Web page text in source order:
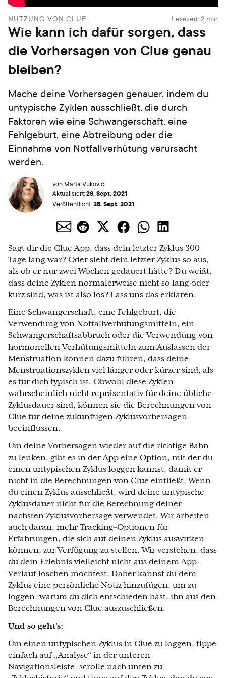
NUTZUNG VON CLUE Lesezeit: 2 min
Wie kann ich dafür sorgen, dass
die Vorhersagen von Clue genau
bleiben?
Mache deine Vorhersagen genauer, indem du
untypische Zyklen ausschließt, die durch
Faktoren wie eine Schwangerschaft, eine
Fehlgeburt, eine Abtreibung oder die
Einnahme von Notfallverhütung verursacht
werden.
von Marta Vuković
Aktualisiert:28. Sept. 2021
Veröffentlicht:28. Sept. 2021
Sagt dir die Clue App, dass dein letzter Zyklus 300
Tage lang war? Oder sieht dein letzter Zyklus so aus,
als ob er nur zwei Wochen gedauert hätte? Du weißt,
dass deine Zyklen normalerweise nicht so lang oder
kurz sind, was ist also los? Lass uns das erklären.
Eine Schwangerschaft, eine Fehlgeburt, die
Verwendung von Notfallverhütungsmitteln, ein
Schwangerschaftsabbruch oder die Verwendung von
hormonellen Verhütungsmitteln zum Auslassen der
Menstruation können dazu führen, dass deine
Menstruationszyklen viel länger oder kürzer sind, als
es für dich typisch ist. Obwohl diese Zyklen
wahrscheinlich nicht repräsentativ für deine übliche
Zyklusdauer sind, können sie die Berechnungen von
Clue für deine zukünftigen Zyklusvorhersagen
beeinflussen.
Um deine Vorhersagen wieder auf die richtige Bahn
zu lenken, gibt es in der App eine Option, mit der du
einen untypischen Zyklus loggen kannst, damit er
nicht in die Berechnungen von Clue einfließt. Wenn
du einen Zyklus ausschließt, wird deine untypische
Zyklusdauer nicht für die Berechnung deiner
nächsten Zyklusvorhersage verwendet. Wir arbeiten
auch daran, mehr Tracking-Optionen für
Erfahrungen, die sich auf deinen Zyklus auswirken
können, zur Verfügung zu stellen. Wir verstehen, dass
du dein Erlebnis vielleicht nicht aus deinem App-
Verlauf löschen möchtest. Daher kannst du dem
Zyklus eine persönliche Notiz hinzufügen, um zu
loggen, warum du dich entschieden hast, ihn aus den
Berechnungen von Clue auszuschließen.
Und so geht's:
Um einen untypischen Zyklus in Clue zu loggen, tippe
einfach auf „Analyse“ in der unteren
Navigationsleiste, scrolle nach unten zu